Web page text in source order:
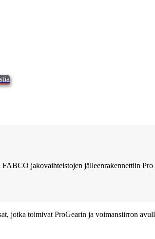
jakovaihteistojen jälleenrakennettiin